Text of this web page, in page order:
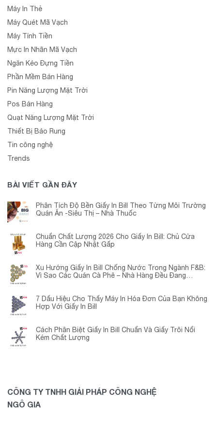
Máy In Thẻ
Máy Quét Mã Vạch
Máy Tính Tiền
Mực In Nhãn Mã Vạch
Ngăn Kéo Đựng Tiền
Phần Mềm Bán Hàng
Pin Năng Lượng Mặt Trời
Pos Bán Hàng
Quạt Năng Lượng Mặt Trời
Thiết Bị Báo Rung
Tin công nghệ
Trends
BÀI VIẾT GẦN ĐÂY
Phân Tích Độ Bền Giấy In Bill Theo Từng Môi Trường
Quán Ăn -Siêu Thị – Nhà Thuốc
Chuẩn Chất Lượng 2026 Cho Giấy In Bill: Chủ Cửa
Hàng Cần Cập Nhật Gấp
Xu Hướng Giấy In Bill Chống Nước Trong Ngành F&B:
Vì Sao Các Quán Cà Phê – Nhà Hàng Đều Đang
7 Dấu Hiệu Cho Thấy Máy In Hóa Đơn Của Bạn Không
Hợp Với Giấy In Bill
Cách Phân Biệt Giấy In Bill Chuẩn Và Giấy Trôi Nổi
Kém Chất Lượng
CÔNG TY TNHH GIẢI PHÁP CÔNG NGHỆ
NGÔ GIA